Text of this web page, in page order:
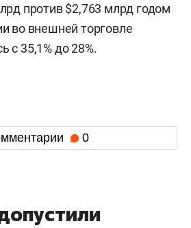
против $2,763 млрд годом
во внешней торговле
с 35,1% до 28%.
0